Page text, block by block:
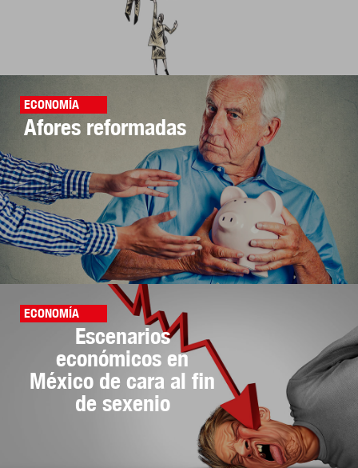
ECONOMÍA
Afores reformadas
ECONOMÍA
Escenarios
económicos en
México de cara al fin
de sexenio